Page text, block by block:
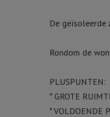
De geïsoleerde
Rondom de
PLUSPUNTEN:
* GROTE
* VOLDOENDE